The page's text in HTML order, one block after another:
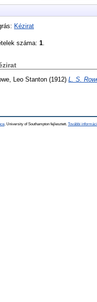
Kézirat
száma: 1
Leo Stanton (1912) L. S.
, University of Southampton fejlesztett. További